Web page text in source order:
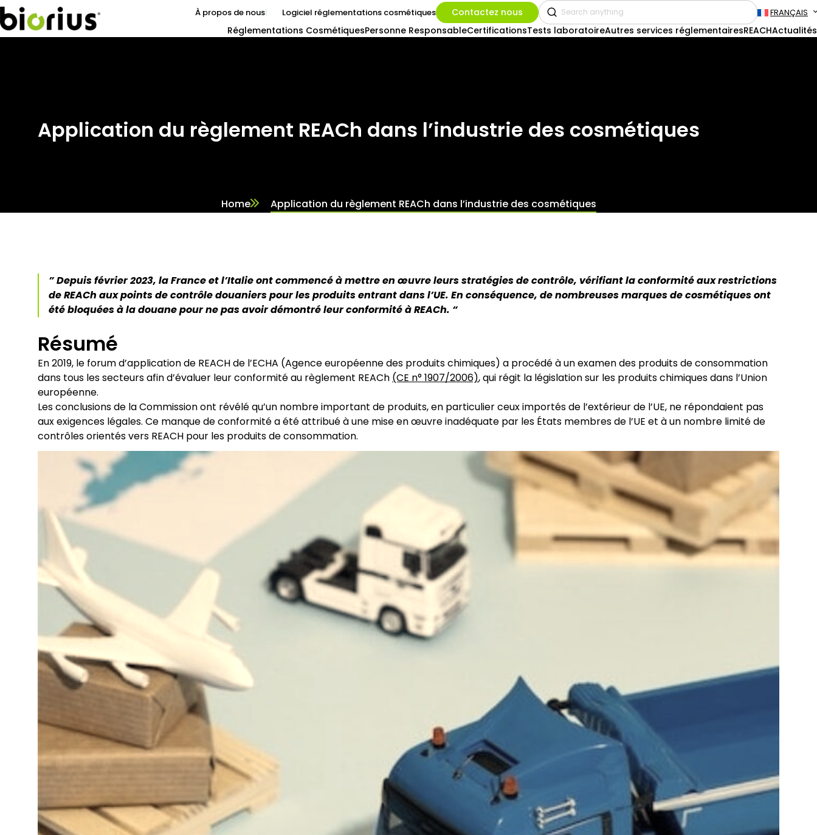
À propos de nous Logiciel réglementations cosmétiques Contactez nous FRANÇAIS
Réglementations CosmétiquesPersonne ResponsableCertificationsTests laboratoireAutres services réglementairesREACHActualités
Application du règlement REACh dans l’industrie des cosmétiques
Home Application du règlement REACh dans l’industrie des cosmétiques
” Depuis février 2023, la France et l’Italie ont commencé à mettre en œuvre leurs stratégies de contrôle, vérifiant la conformité aux restrictions
de REACh aux points de contrôle douaniers pour les produits entrant dans l’UE. En conséquence, de nombreuses marques de cosmétiques ont
été bloquées à la douane pour ne pas avoir démontré leur conformité à REACh. “
Résumé
En 2019, le forum d’application de REACH de l’ECHA (Agence européenne des produits chimiques) a procédé à un examen des produits de consommation
dans tous les secteurs afin d’évaluer leur conformité au règlement REACh (CE n° 1907/2006), qui régit la législation sur les produits chimiques dans l’Union
européenne.
Les conclusions de la Commission ont révélé qu’un nombre important de produits, en particulier ceux importés de l’extérieur de l’UE, ne répondaient pas
aux exigences légales. Ce manque de conformité a été attribué à une mise en œuvre inadéquate par les États membres de l’UE et à un nombre limité de
contrôles orientés vers REACH pour les produits de consommation.